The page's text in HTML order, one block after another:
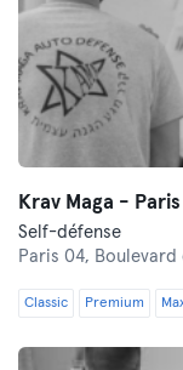
Krav Maga -
Self-défense
Paris 04, Boulevard
Classic Premium